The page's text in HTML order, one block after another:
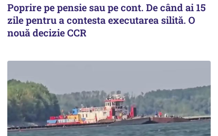
Poprire pe pensie sau pe cont. De când ai 15
zile pentru a contesta executarea silită. O
nouă decizie CCR